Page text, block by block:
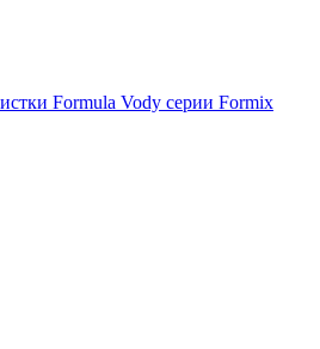
Formula Vody серии Formix